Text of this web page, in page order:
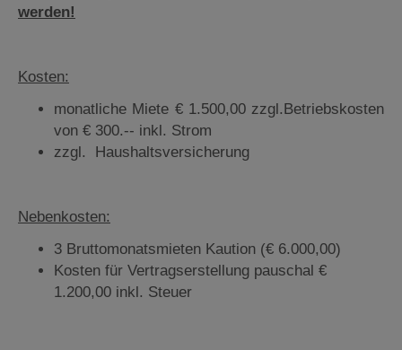
werden!
Kosten:
monatliche Miete € 1.500,00 zzgl.Betriebskosten
von € 300.-- inkl. Strom
zzgl. Haushaltsversicherung
Nebenkosten:
3 Bruttomonatsmieten Kaution (€ 6.000,00)
Kosten für Vertragserstellung pauschal €
1.200,00 inkl. Steuer